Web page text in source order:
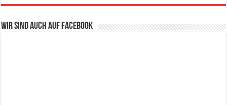
Wir sind auch auf Facebook